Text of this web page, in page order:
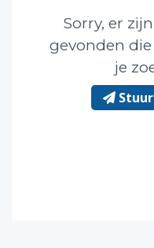
Sorry, er
gevonden
je